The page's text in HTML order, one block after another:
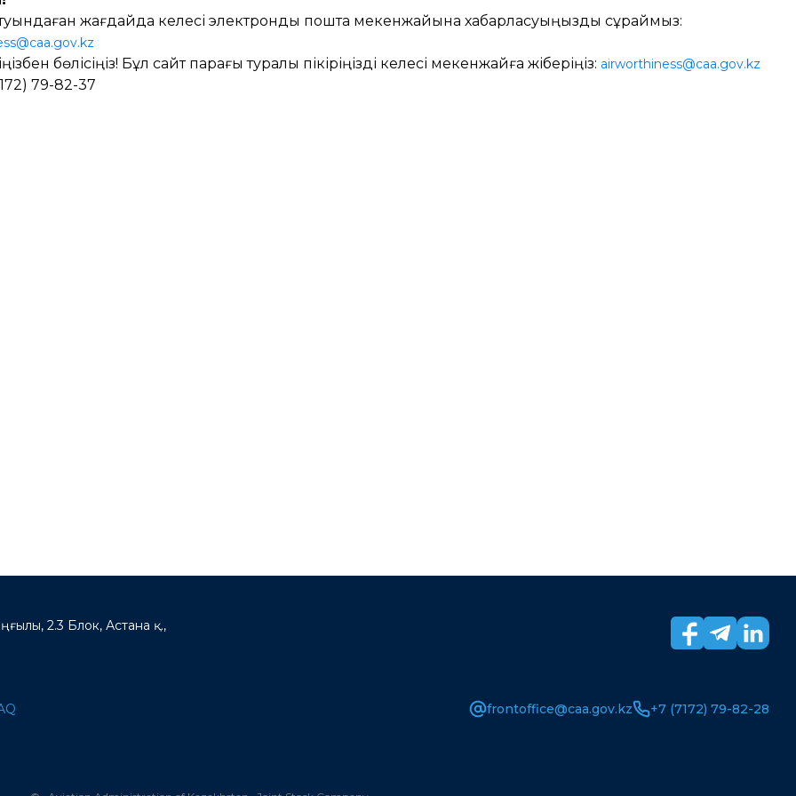
туындаған жағдайда келесі электрондық пошта мекенжайына хабарласуыңызды сұраймыз:
бөлісіңіз! Бұл сайт парағы туралы пікіріңізді келесі мекенжайға жіберіңіз: airworthiness@caa.gov.kz
79-82-37
2.3 Блок, Астана қ.,
frontoffice@caa.gov.kz +7 (7172) 79-82-28